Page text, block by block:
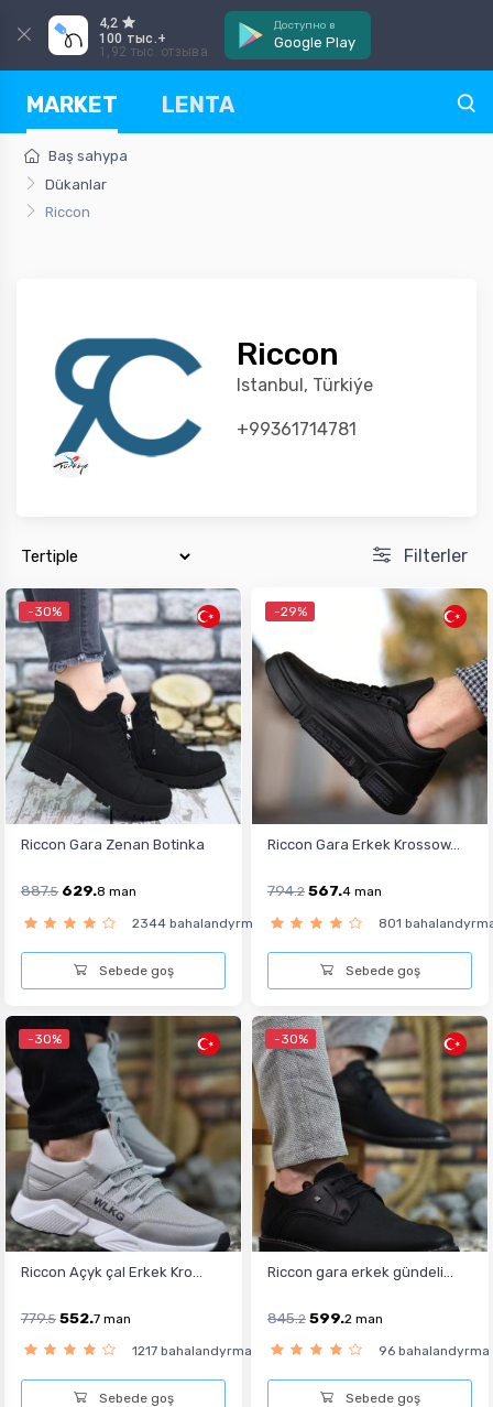
4,2
100 тыс.+
1,92 тыс. отзыва
Доступно в
Google Play
MARKET LENTA
Baş sahypa
Dükanlar
Riccon
Riccon
Istanbul, Türkiýe
+99361714781
Filterler
-30%
Riccon Gara Zenan Botinka
887.5 629.8 man
2344 bahalandyrma
Sebede goş
-29%
Riccon Gara Erkek Krossow...
794.2 567.4 man
801
Sebede goş
-30%
Riccon Açyk çal Erkek Kro...
779.5 552.7 man
1217 bahalandyrma
Sebede goş
-30%
Riccon gara erkek gündeli...
845.2 599.2 man
96 bahalandyrma
Sebede goş